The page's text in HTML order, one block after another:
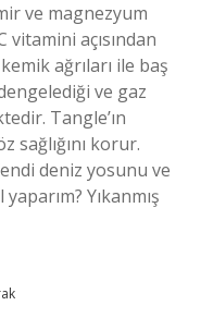
ve magnezyum
açısından
ağrıları ile baş
ve gaz
Tangle’ın
sağlığını korur.
deniz yosunu ve
Yıkanmış